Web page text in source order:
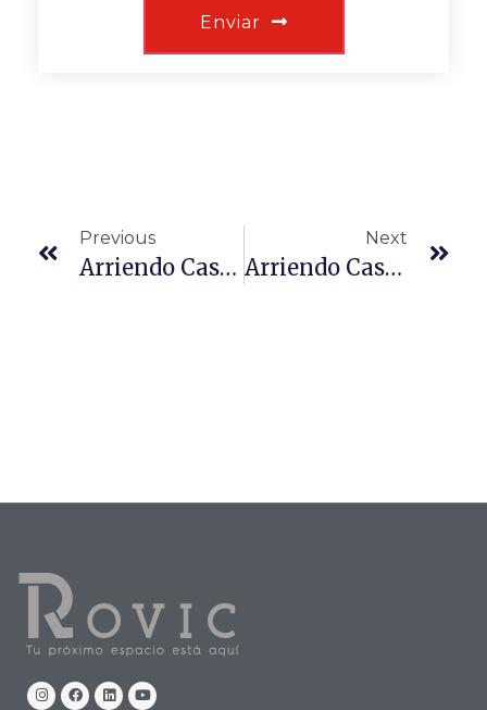
Enviar
Previous
Arriendo Casa Los Libertadores Huechuraba 3D 1B + 2 Estacionamientos
Next
Arriendo Casa 2D 1B En El Quisco